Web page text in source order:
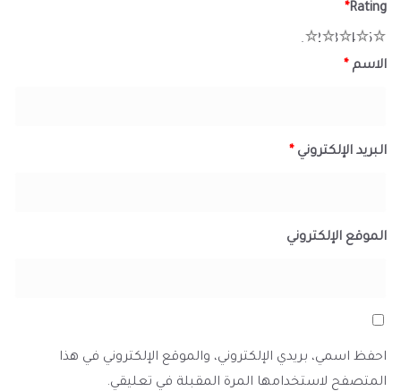
Rating
*
5
4
3
2
الاسم *
البريد الإلكتروني *
الموقع الإلكتروني
احفظ اسمي، بريدي الإلكتروني، والموقع الإلكتروني في هذا
المتصفح لاستخدامها المرة المقبلة في تعليقي.